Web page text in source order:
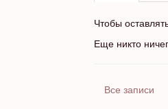
Чтобы
Еще никто
Все записи